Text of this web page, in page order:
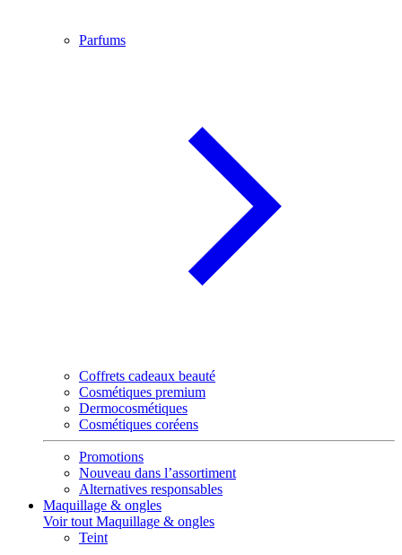
Parfums
Coffrets cadeaux beauté
Cosmétiques premium
Dermocosmétiques
Cosmétiques coréens
Promotions
Nouveau dans l’assortiment
Alternatives responsables
Maquillage & ongles
Voir tout Maquillage & ongles
Teint